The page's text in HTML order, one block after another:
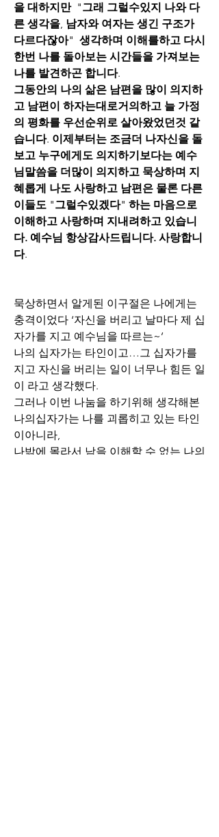
을 대하지만 "그래 그럴수있지 나와 다
른 생각을, 남자와 여자는 생긴 구조가
다르다잖아" 생각하며 이해를하고 다시
한번 나를 돌아보는 시간들을 가져보는
나를 발견하곤 합니다.
그동안의 나의 삶은 남편을 많이 의지하
고 남편이 하자는대로거의하고 늘 가정
의 평화를 우선순위로 살아왔었던것 같
습니다. 이제부터는 조금더 나자신을 돌
보고 누구에게도 의지하기보다는 예수
님말씀을 더많이 의지하고 묵상하며 지
혜롭게 나도 사랑하고 남편은 물론 다른
이들도 "그럴수있겠다" 하는 마음으로
이해하고 사랑하며 지내려하고 있습니
다. 예수님 항상감사드립니다. 사랑합니
다.
묵상하면서 알게된 이구절은 나에게는
충격이었다 ‘자신을 버리고 날마다 제 십
자가를 지고 예수님을 따르는~’
나의 십자가는 타인이고…그 십자가를
지고 자신을 버리는 일이 너무나 힘든 일
이 라고 생각했다.
그러나 이번 나눔을 하기위해 생각해본
나의십자가는 나를 괴롭히고 있는 타인
이아니라,
나밖에 몰라서 남을 이해할 수 없는 나의